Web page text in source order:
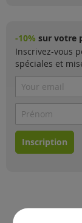
-10% sur votre
Inscrivez-vous
spéciales et
Inscription